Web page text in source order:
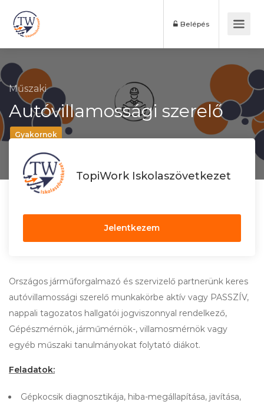
Belépés
Műszaki
Autóvillamossági szerelő
Gyakornok
TopiWork Iskolaszövetkezet
Jelentkezem
Országos járműforgalmazó és szervizelő partnerünk keres
autóvillamossági szerelő munkakörbe aktív vagy PASSZÍV,
nappali tagozatos hallgatói jogviszonnyal rendelkező,
Gépészmérnök, járműmérnök-, villamosmérnök vagy
egyéb műszaki tanulmányokat folytató diákot.
Feladatok:
Gépkocsik diagnosztikája, hiba-megállapítása, javítása,